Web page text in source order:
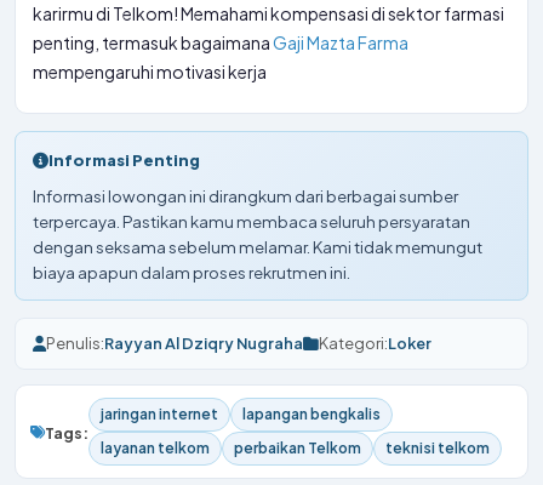
karirmu di Telkom! Memahami kompensasi di sektor farmasi
penting, termasuk bagaimanaGaji Mazta Farma
mempengaruhi motivasi kerja
Informasi Penting
Informasi lowongan ini dirangkum dari berbagai sumber
terpercaya. Pastikan kamu membaca seluruh persyaratan
dengan seksama sebelum melamar. Kami tidak memungut
biaya apapun dalam proses rekrutmen ini.
Penulis:Rayyan Al Dziqry Nugraha Kategori:Loker
Tags:
jaringan internet
lapangan bengkalis
layanan telkom
perbaikan Telkom teknisi telkom